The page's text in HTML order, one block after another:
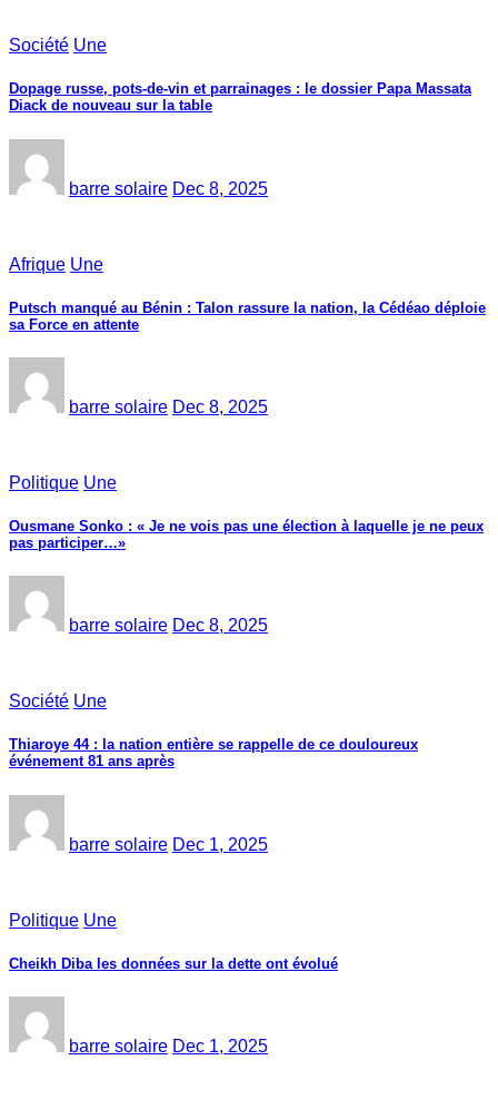
Société Une
Dopage russe, pots-de-vin et parrainages : le dossier Papa Massata
Diack de nouveau sur la table
barre solaire Dec 8, 2025
Afrique Une
Putsch manqué au Bénin : Talon rassure la nation, la Cédéao déploie
sa Force en attente
barre solaire Dec 8, 2025
Politique Une
Ousmane Sonko : « Je ne vois pas une élection à laquelle je ne peux
pas participer…»
barre solaire Dec 8, 2025
Société Une
Thiaroye 44 : la nation entière se rappelle de ce douloureux
événement 81 ans après
barre solaire Dec 1, 2025
Politique Une
Cheikh Diba les données sur la dette ont évolué
barre solaire Dec 1, 2025